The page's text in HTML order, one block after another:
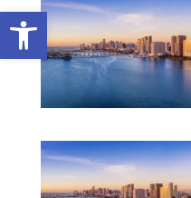
Abrir barra de herramientas